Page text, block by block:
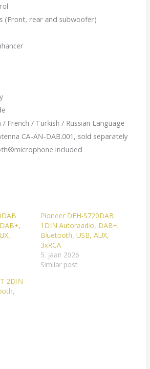
(Front, rear and subwoofer)
/ French / Turkish / Russian Language
CA-AN-DAB.001, sold separately
included
Pioneer DEH-S720DAB
1DIN Autoraadio, DAB+,
Bluetooth, USB, AUX,
3xRCA
5. jaan 2026
Similar post
2DIN